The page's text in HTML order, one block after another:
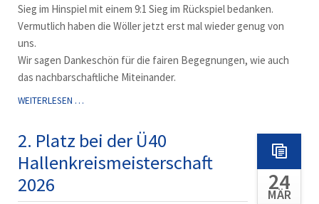
Sieg im Hinspiel mit einem 9:1 Sieg im Rückspiel bedanken.
Vermutlich haben die Wöller jetzt erst mal wieder genug von
uns.
Wir sagen Dankeschön für die fairen Begegnungen, wie auch
das nachbarschaftliche Miteinander.
WEITERLESEN …9:1
RÜCKSPIEL
2. Platz bei der Ü40
Hallenkreismeisterschaft
2026
24
MÄR